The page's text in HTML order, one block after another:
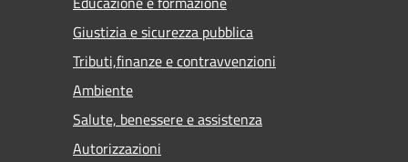
Giustizia e sicurezza pubblica
Tributi,finanze e contravvenzioni
Ambiente
Salute, benessere e assistenza
Autorizzazioni